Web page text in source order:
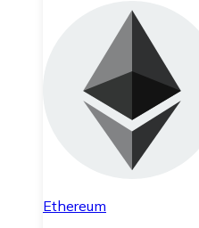
Ethereum